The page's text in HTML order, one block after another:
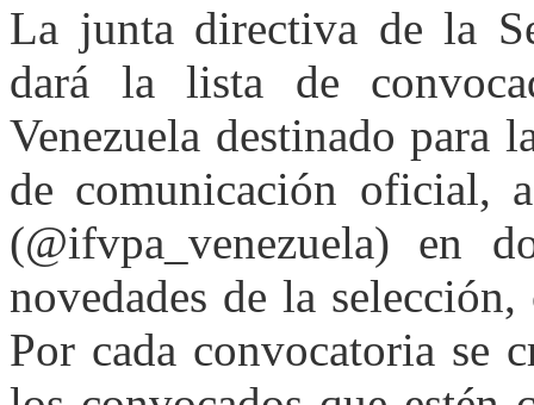
La junta directiva de la
dará la lista de
Venezuela destinado para
de comunicación oficial,
(@ifvpa_venezuela) en
novedades de la
Por cada convocatoria se